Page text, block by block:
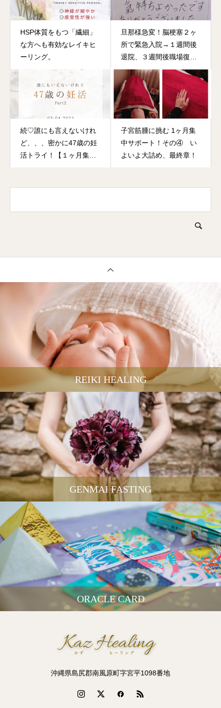
HSP体質をもつ「繊細」
な方へも有効なレイキヒ
ーリング。
旦那様急変！脳梗塞２ヶ
所で緊急入院→１週間後
退院、３週間後職場復帰
へ！レイキと食事療法で
奇跡の復活を起こす！
続♡誰にも言えないけれ
ど、、、密かに47歳の妊
活トライ！【１ヶ月集
子宮筋腫に挑む 1ヶ月集
中サポート！その④ い
よいよ大詰め、最終章！
REIKI HEALING
GENMAI FASTING
ORACLE CARD
沖縄県島尻郡南風原町字宮平1098番地